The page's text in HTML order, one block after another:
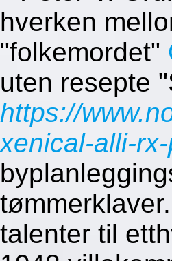
hverken
"folkemordet"
uten resepte
https://
xenical-alli-
talenter til